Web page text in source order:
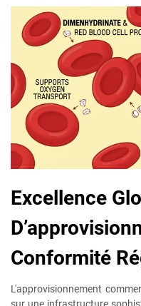
Excellence
Conformité
L'approvisionnement